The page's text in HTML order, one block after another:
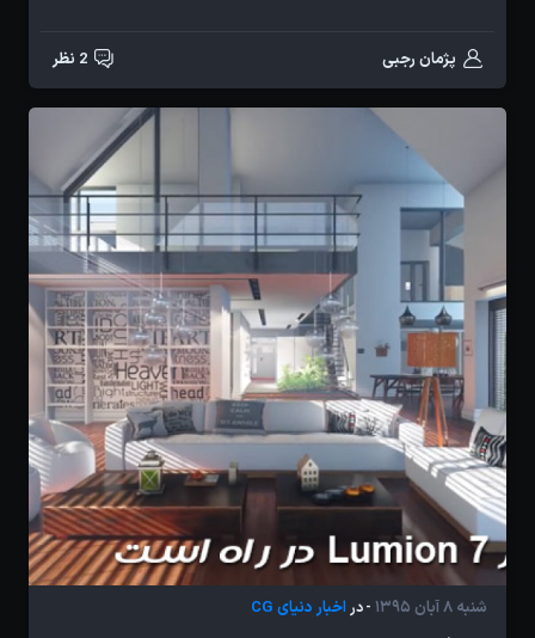
پژمان رجبی 2 نظر
شنبه 8 آبان 1395 - دراخبار دنیای CG